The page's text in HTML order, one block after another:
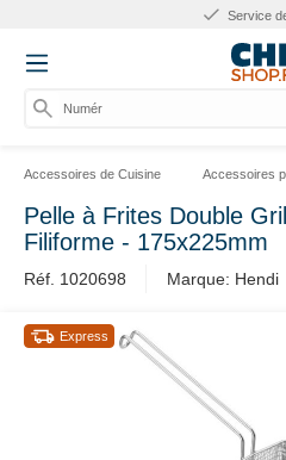
Service
Numéro
Accessoires de Cuisine Accessoires
Pelle à Frites Double
Filiforme - 175x225mm
Réf. 1020698 Marque: Hendi
Express